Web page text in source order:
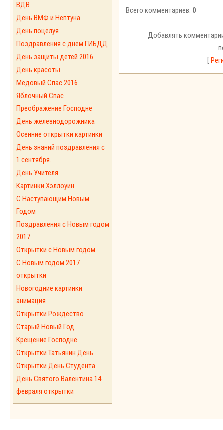
ВДВ
День ВМФ и Нептуна
День поцелуя
Поздравления с днем ГИБДД
День защиты детей 2016
День красоты
Медовый Спас 2016
Яблочный Спас
Преображение Господне
День железнодорожника
Осенние открытки картинки
День знаний поздравления с
1 сентября.
День Учителя
Картинки Хэллоуин
С Наступающим Новым
Годом
Поздравления с Новым годом
2017
Открытки с Новым годом
C Новым годом 2017
открытки
Новогодние картинки
анимация
Открытки Рождество
Старый Новый Год
Крещение Господне
Открытки Татьянин День
Открытки День Студента
День Святого Валентина 14
февраля открытки
Всего комментариев: 0
Добавлять